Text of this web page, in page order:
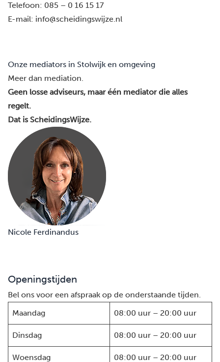
Telefoon: 085 – 0 16 15 17
E-mail: info@scheidingswijze.nl
Onze mediators in Stolwijk en omgeving
Meer dan mediation.
Geen losse adviseurs, maar één mediator die alles
regelt.
Dat is ScheidingsWijze.
Nicole Ferdinandus
Openingstijden
Bel ons voor een afspraak op de onderstaande tijden.
Maandag
08:00 uur – 20:00 uur
Dinsdag 08:00 uur – 20:00 uur
Woensdag 08:00 uur – 20:00 uur